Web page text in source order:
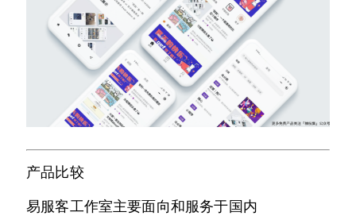
产品比较
易服客工作室主要面向和服务于国内